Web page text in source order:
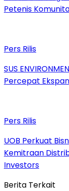
Petenis
Pers Rilis
SUS
Percepat
Pers Rilis
UOB Perkuat
Kemitraan
Investors
Berita Terkait